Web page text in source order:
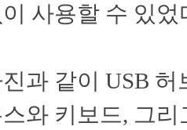
사용할 수 있었
과 같이 USB
와 키보드, 그